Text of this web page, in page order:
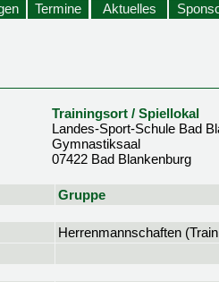
Termine Aktuelles
Trainingsort / Spiellokal
Landes-Sport-Schule Bad
Gymnastiksaal
07422 Bad Blankenburg
Gruppe
Herrenmannschaften